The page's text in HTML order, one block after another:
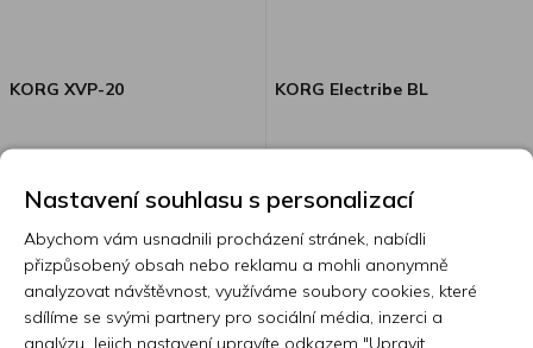
KORG XVP-20
Skladem 7 nebo více ks
3 950 Kč
KORG Electribe BL
Skladem 7 nebo více ks
10 590 Kč
Nastavení souhlasu s personalizací
Abychom vám usnadnili procházení stránek, nabídli
přizpůsobený obsah nebo reklamu a mohli anonymně
analyzovat návštěvnost, využíváme soubory cookies, které
sdílíme se svými partnery pro sociální média, inzerci a
analýzu. Jejich nastavení upravíte odkazem "Upravit